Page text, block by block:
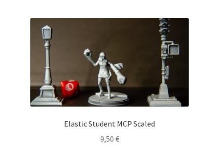
Elastic Student MCP Scaled
9,50 €